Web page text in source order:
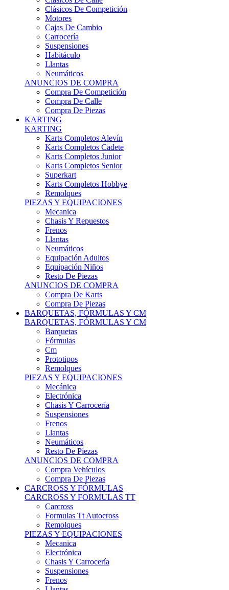
Clásicos De Competición
Motores
Cajas De Cambio
Carrocería
Suspensiones
Habitáculo
Llantas
Neumáticos
ANUNCIOS DE COMPRA
Compra De Competición
Compra De Calle
Compra De Piezas
KARTING
KARTING
Karts Completos Alevín
Karts Completos Cadete
Karts Completos Junior
Karts Completos Senior
Superkart
Karts Completos Hobbye
Remolques
PIEZAS Y EQUIPACIONES
Mecanica
Chasis Y Repuestos
Frenos
Llantas
Neumáticos
Equipación Adultos
Equipación Niños
Resto De Piezas
ANUNCIOS DE COMPRA
Compra De Karts
Compra De Piezas
BARQUETAS, FÓRMULAS Y CM
BARQUETAS, FÓRMULAS Y CM
Barquetas
Fórmulas
Cm
Prototipos
Remolques
PIEZAS Y EQUIPACIONES
Mecánica
Electrónica
Chasis Y Carrocería
Suspensiones
Frenos
Llantas
Neumáticos
Resto De Piezas
ANUNCIOS DE COMPRA
Compra Vehículos
Compra De Piezas
CARCROSS Y FÓRMULAS
CARCROSS Y FORMULAS TT
Carcross
Formulas Tt Autocross
Remolques
PIEZAS Y EQUIPACIONES
Mecanica
Electrónica
Chasis Y Carrocería
Suspensiones
Frenos